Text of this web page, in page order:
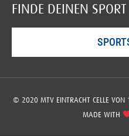
FINDE DEINEN SPORT
© 2020 MTV EINTRACHT CELLE VON
MADE WITH